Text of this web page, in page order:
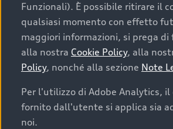
Cosa sapere prima
acquistare la tua
auto
I requisiti fondamentali da
acquistare un’auto usata, oltre al
Funzionali). È possibile ritirare il
qualsiasi momento con effetto
maggiori informazioni, si prega
alla nostra Cookie Policy, alla
Policy, nonché alla sezione Note
Per l'utilizzo di Adobe Analytics, il
fornito dall'utente si applica sia
noi.